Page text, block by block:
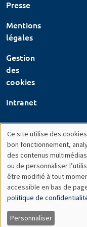
Presse
Mentions
légales
Gestion
des
cookies
Intranet
Utilisation
des
données
et
Ce site utilise des
bon fonctionnement,
des contenus
ou de personnaliser
être modifié à tout
accessible en bas de
politique de
Personnaliser